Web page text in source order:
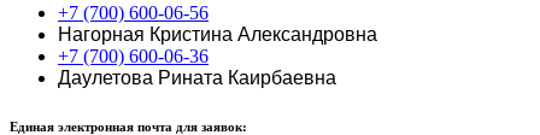
+7 (700) 600-06-56
Нагорная Кристина Александровна
+7 (700) 600-06-36
Даулетова Рината Каирбаевна
Единая электронная почта для заявок: